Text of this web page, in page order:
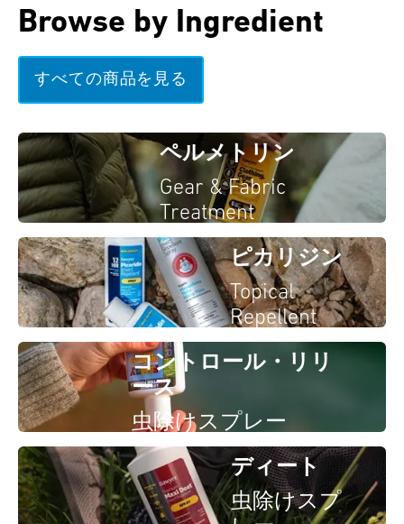
Browse by Ingredient
すべての商品を見る
ペルメトリン
Gear & Fabric
Treatment
ピカリジン
Topical
Repellent
コントロール・リリ
ース
虫除けスプレー
ディート
虫除けスプ